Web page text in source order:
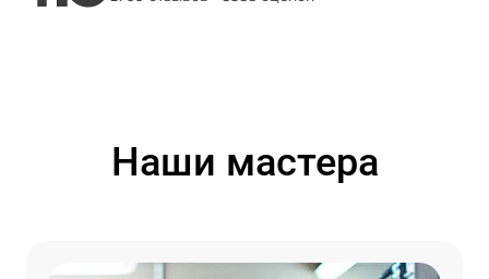
Наши мастера